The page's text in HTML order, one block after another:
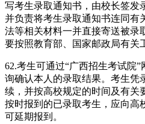
写考生录取通知书，由校长签发
并负责将考生录取通知书连同有
法等相关材料一并直接寄送被录
要按照教育部、国家邮政局有关
62.考生可通过“广西招生考试院
询确认本人的录取结果。考生凭
续，并按高校规定的时间及有关
按时报到的已录取考生，应向高
可延期报到。